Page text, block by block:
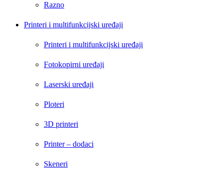
Razno
Printeri i multifunkcijski uređaji
Printeri i multifunkcijski uređaji
Fotokopirni uređaji
Laserski uređaji
Ploteri
3D printeri
Printer – dodaci
Skeneri